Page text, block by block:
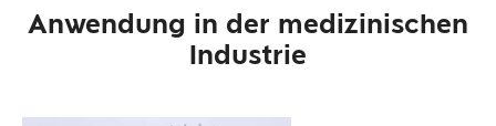
Anwendung in der medizinischen
Industrie